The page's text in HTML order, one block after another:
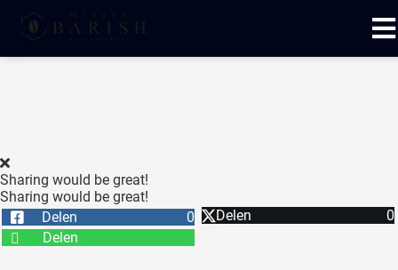
Sharing would be great!
Sharing would be great!
Delen
0 Delen
0
Delen